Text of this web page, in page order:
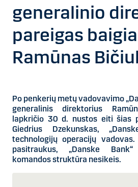
generalinio
pareigas
Ramūnas
Po penkerių metų vadovavimo
generalinis direktorius
lapkričio 30 d. nustos eiti šias
Giedrius Dzekunskas,
technologijų operacijų vadovas.
pasitraukus, „Danske
komandos struktūra nesikeis.